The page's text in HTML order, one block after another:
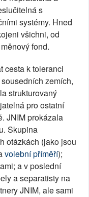
s
systémy. Hned
všichni, od
fond.
cesta k toleranci
zemích,
strukturovaný
pro ostatní
JNIM prokázala
Skupina
otázkách (jako jsou
volební příměří);
a v poslední
a separatisty na
JNIM, ale sami